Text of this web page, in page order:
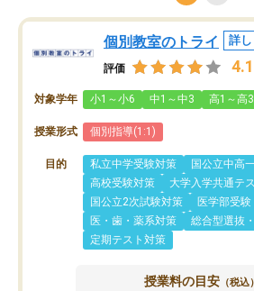
個別教室のトライ 詳
評価 4.1
対象学年 小1～小6 中1～中3 高1～高3
授業形式 個別指導(1:1)
目的 私立中学受験対策
国公立中高
高校受験対策
大学入学共通テ
国公立2次試験対策
医学部受験
医・歯・薬系対策
総合型選抜
定期テスト対策
授業料の目安 （税込）